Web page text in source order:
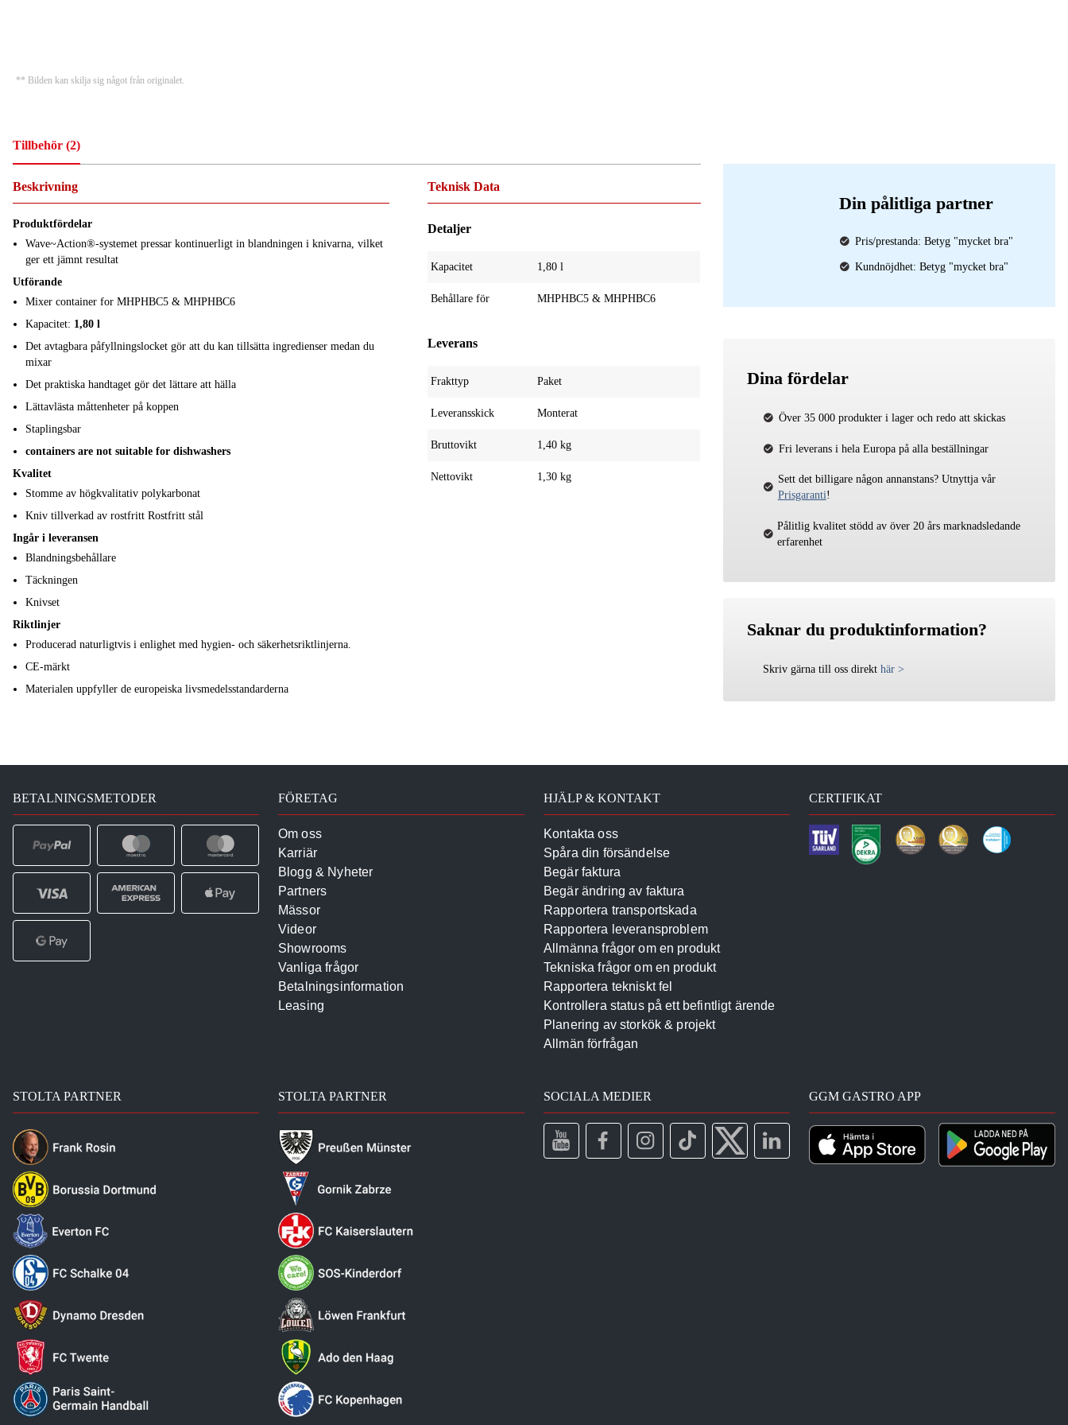
** Bilden kan skilja sig något från originalet.
Tillbehör (2)
Beskrivning
Produktfördelar
Wave~Action®-systemet pressar kontinuerligt in blandningen i knivarna, vilket
ger ett jämnt resultat
Utförande
Mixer container for MHPHBC5 & MHPHBC6
Kapacitet: 1,80 l
Det avtagbara påfyllningslocket gör att du kan tillsätta ingredienser medan du
mixar
Det praktiska handtaget gör det lättare att hälla
Lättavlästa måttenheter på koppen
Staplingsbar
containers are not suitable for dishwashers
Kvalitet
Stomme av högkvalitativ polykarbonat
Kniv tillverkad av rostfritt Rostfritt stål
Ingår i leveransen
Blandningsbehållare
Täckningen
Knivset
Riktlinjer
Producerad naturligtvis i enlighet med hygien- och säkerhetsriktlinjerna.
CE-märkt
Materialen uppfyller de europeiska livsmedelsstandarderna
Teknisk Data
Detaljer
Kapacitet 1,80 l
Behållare för MHPHBC5 & MHPHBC6
Leverans
Frakttyp Paket
Leveransskick Monterat
Bruttovikt 1,40 kg
Nettovikt 1,30 kg
Din pålitliga partner
Pris/prestanda: Betyg "mycket bra"
Kundnöjdhet: Betyg "mycket bra"
Dina fördelar
Över 35 000 produkter i lager och redo att skickas
Fri leverans i hela Europa på alla beställningar
Sett det billigare någon annanstans? Utnyttja vår
Prisgaranti!
Pålitlig kvalitet stödd av över 20 års marknadsledande
erfarenhet
Saknar du produktinformation?
Skriv gärna till oss direkt här >
BETALNINGSMETODER FÖRETAG
Om oss
Karriär
Blogg & Nyheter
Partners
Mässor
Videor
Showrooms
Vanliga frågor
Betalningsinformation
Leasing
HJÄLP & KONTAKT
Kontakta oss
Spåra din försändelse
Begär faktura
Begär ändring av faktura
Rapportera transportskada
Rapportera leveransproblem
Allmänna frågor om en produkt
Tekniska frågor om en produkt
Rapportera tekniskt fel
Kontrollera status på ett befintligt ärende
Planering av storkök & projekt
Allmän förfrågan
CERTIFIKAT
STOLTA PARTNER STOLTA PARTNER SOCIALA MEDIER GGM GASTRO APP